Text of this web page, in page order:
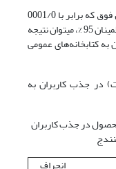
با توجه به سطح معنا‏داری داده شده در جدول فوق که برابر با 0001/0
است و مقایسه آن با میزان خطای مجاز 05/0 با اطمینان 95 %، می­توان نتیجه
کتابخانه‌های عمومی
در جذب کاربران به
در جذب کاربران